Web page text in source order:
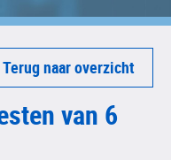
Terug naar overzicht
van 6